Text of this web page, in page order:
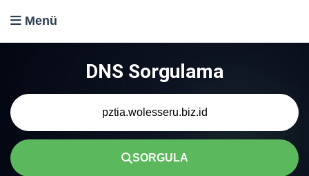
Menü
DNS Sorgulama
SORGULA